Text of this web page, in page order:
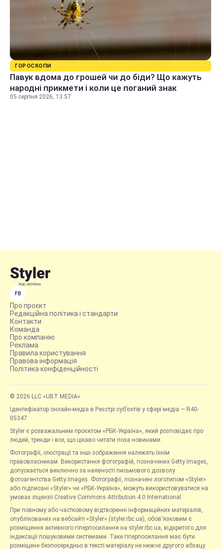
ГОРОСКОПИ
Павук вдома до грошей чи до біди? Що кажуть
народні прикмети і коли це поганий знак
05 серпня 2026, 13:57
FB
Про проєкт
Редакційна політика і стандарти
Контакти
Команда
Про компанію
Реклама
Правила користування
Правова інформація
Політика конфіденційності
© 2026 LLC «UBT MEDIA»
Ідентифікатор онлайн-медіа в Реєстрі суб’єктів у сфері медіа — R40-
05347
Styler є розважальним проєктом «РБК-Україна», який розповідає про
людей, тренди і все, що цікаво читати поза новинами.
Фотографії, ілюстрації та інші зображення належать їхнім
правовласникам. Використання фотографій, позначених Getty Images,
допускається виключно за наявності письмового дозволу
фотоагентства Getty Images. Фотографії, позначені логотипом «Styler»
або підписані «Styler» чи «РБК-Україна», можуть використовуватися на
умовах ліцензії Creative Commons Attribution 4.0 International.
При повному або частковому відтворенні інформаційних матеріалів,
опублікованих на вебсайті «Styler» (styler.rbc.ua), обов'язковим є
розміщення активного гіперпосилання на styler.rbc.ua, відкритого для
індексації пошуковими системами. Таке гіперпосилання має бути
розміщене безпосередньо в тексті матеріалу не нижче другого абзацу.